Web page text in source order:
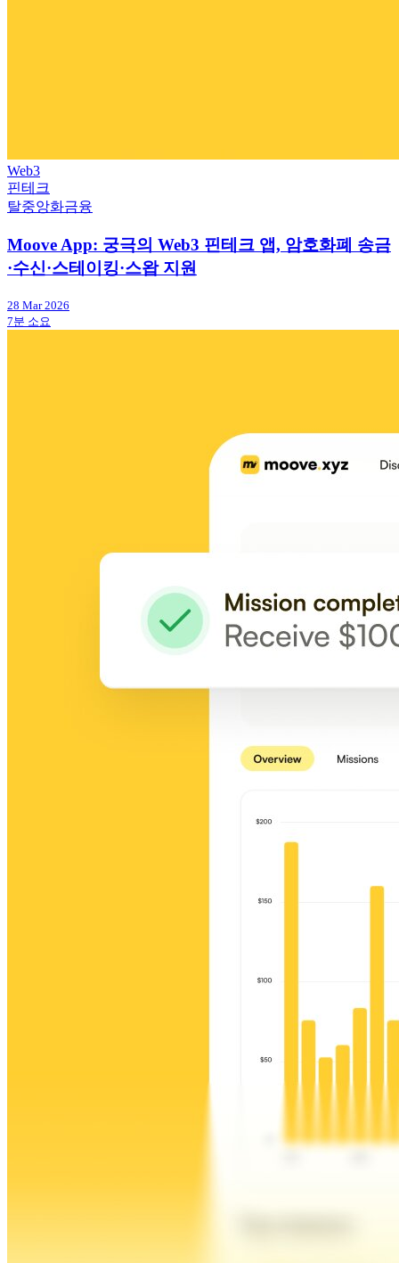
Web3
핀테크
탈중앙화금융
Moove App: 궁극의 Web3 핀테크 앱, 암호화폐 송금
·수신·스테이킹·스왑 지원
28 Mar 2026
7분 소요